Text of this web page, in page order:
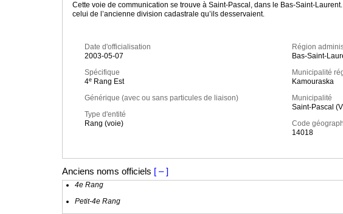
Cette voie de communication se trouve à Saint-Pascal, dans le Bas-Saint-
celui de l’ancienne division cadastrale qu’ils desservaient.
Date d'officialisation
2003-05-07
Spécifique
4e Rang Est
Générique (avec ou sans particules de liaison)
Type d'entité
Rang (voie)
Région
Bas-Saint-
Municipalité
Kamouraska
Municipalité
Saint-Pascal
Code
14018
Anciens noms officiels [ – ]
4e Rang
Petit-4e Rang